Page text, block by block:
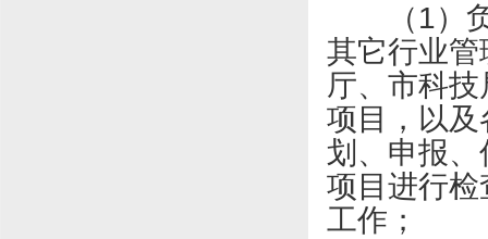
（1）
其它行业
厅、市科
项目，以
划、申报
项目进行
工作；